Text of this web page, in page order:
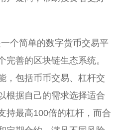
个简单的数字货币交易平
完善的区块链生态系统。
，包括币币交易、杠杆交
根据自己的需求选择适合
持最高100倍的杠杆，而合